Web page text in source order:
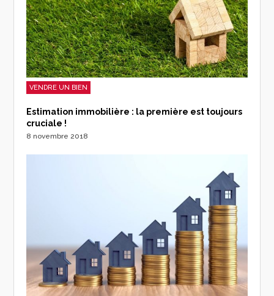
VENDRE UN BIEN
Estimation immobilière : la première est toujours
cruciale !
8 novembre 2018